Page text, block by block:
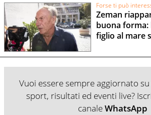
Forse ti può
Zeman
buona forma:
figlio al mare
Vuoi essere sempre aggiornato
sport, risultati ed eventi live?
canaleWhatsApp